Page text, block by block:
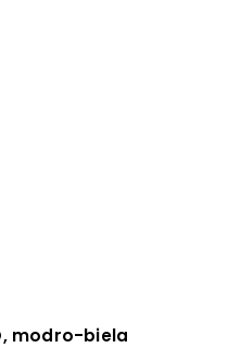
modro-biela